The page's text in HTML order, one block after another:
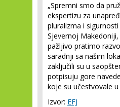
„Spremni smo da
ekspertizu za
pluralizma i
Sjevernoj
pažljivo pratimo
saradnji sa našim
zaključili su u
potpisuju gore
koje su učestvovale
Izvor: EFJ